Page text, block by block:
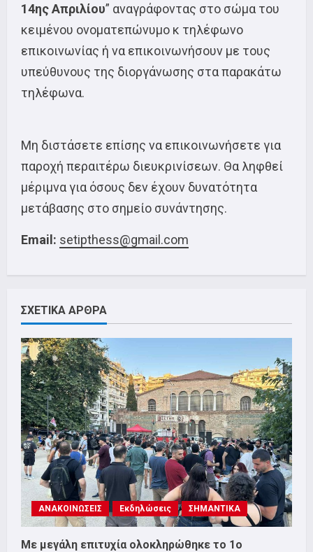
14ης Απριλίου” αναγράφοντας στο σώμα του
κειμένου ονοματεπώνυμο κ τηλέφωνο
επικοινωνίας ή να επικοινωνήσουν με τους
υπεύθυνους της διοργάνωσης στα παρακάτω
τηλέφωνα.
Μη διστάσετε επίσης να επικοινωνήσετε για
παροχή περαιτέρω διευκρινίσεων. Θα ληφθεί
μέριμνα για όσους δεν έχουν δυνατότητα
μετάβασης στο σημείο συνάντησης.
Email: setipthess@gmail.com
ΣΧΕΤΙΚΑ ΑΡΘΡΑ
ΑΝΑΚΟΙΝΩΣΕΙΣ Εκδηλώσεις ΣΗΜΑΝΤΙΚΑ
Με μεγάλη επιτυχία ολοκληρώθηκε το 1ο